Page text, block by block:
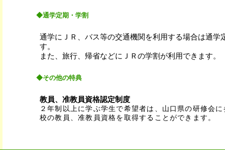
◆通学定期・学割
通学にＪＲ、バス等の交通機関を利用する場合は通学
す。
また、旅行、帰省などにＪＲの学割が利用できます。
◆その他の特典
教員、准教員資格認定制度
２年制以上に学ぶ学生で希望者は、山口県の研修会
校の教員、准教員資格を取得することができます。